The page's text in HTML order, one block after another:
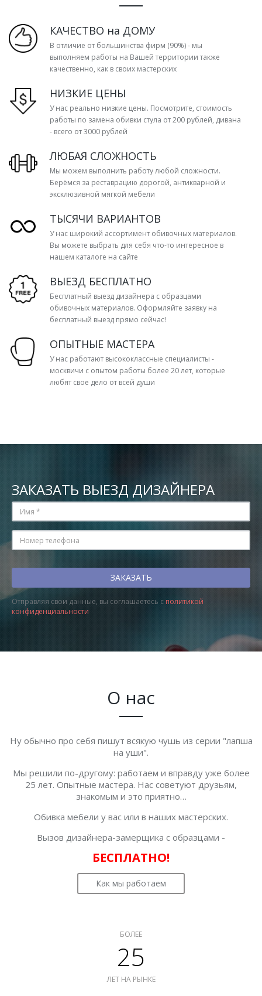
КАЧЕСТВО на ДОМУ
В отличие от большинства фирм (90%) - мы
выполняем работы на Вашей территории также
качественно, как в своих мастерских
НИЗКИЕ ЦЕНЫ
У нас реально низкие цены. Посмотрите, стоимость
работы по замена обивки стула от 200 рублей, дивана
- всего от 3000 рублей
ЛЮБАЯ СЛОЖНОСТЬ
Мы можем выполнить работу любой сложности.
Берёмся за реставрацию дорогой, антикварной и
эксклюзивной мягкой мебели
ТЫСЯЧИ ВАРИАНТОВ
У нас широкий ассортимент обивочных материалов.
Вы можете выбрать для себя что-то интересное в
нашем каталоге на сайте
ВЫЕЗД БЕСПЛАТНО
Бесплатный выезд дизайнера с образцами
обивочных материалов. Оформляйте заявку на
бесплатный выезд прямо сейчас!
ОПЫТНЫЕ МАСТЕРА
У нас работают высококлассные специалисты -
москвичи с опытом работы более 20 лет, которые
любят свое дело от всей души
ЗАКАЗАТЬ ВЫЕЗД ДИЗАЙНЕРА
Отправляя свои данные, вы соглашаетесь с политикой
конфиденциальности
О нас
Ну обычно про себя пишут всякую чушь из серии "лапша
на уши".
Мы решили по-другому: работаем и вправду уже более
25 лет. Опытные мастера. Нас советуют друзьям,
знакомым и это приятно…
Обивка мебели у вас или в наших мастерских.
Вызов дизайнера-замерщика с образцами -
БЕСПЛАТНО!
Как мы работаем
БОЛЕЕ
25
ЛЕТ НА РЫНКЕ